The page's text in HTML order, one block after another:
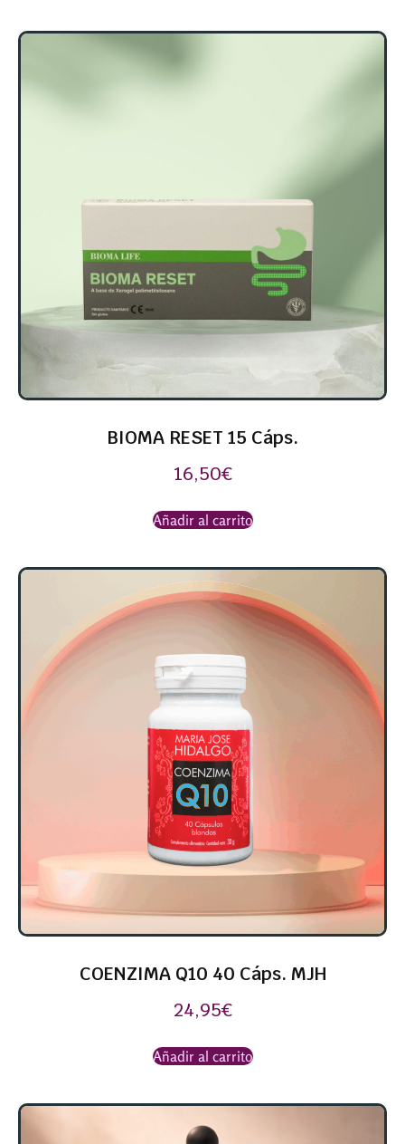
BIOMA RESET 15 Cáps.
16,50€
Añadir al carrito
COENZIMA Q10 40 Cáps. MJH
24,95€
Añadir al carrito